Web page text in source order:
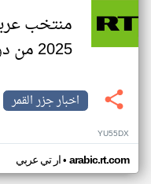
منتخب
2025 من دور المجموعات
اخبار جزر القمر
YU55DX
ار تي عربي• arabic.rt.com